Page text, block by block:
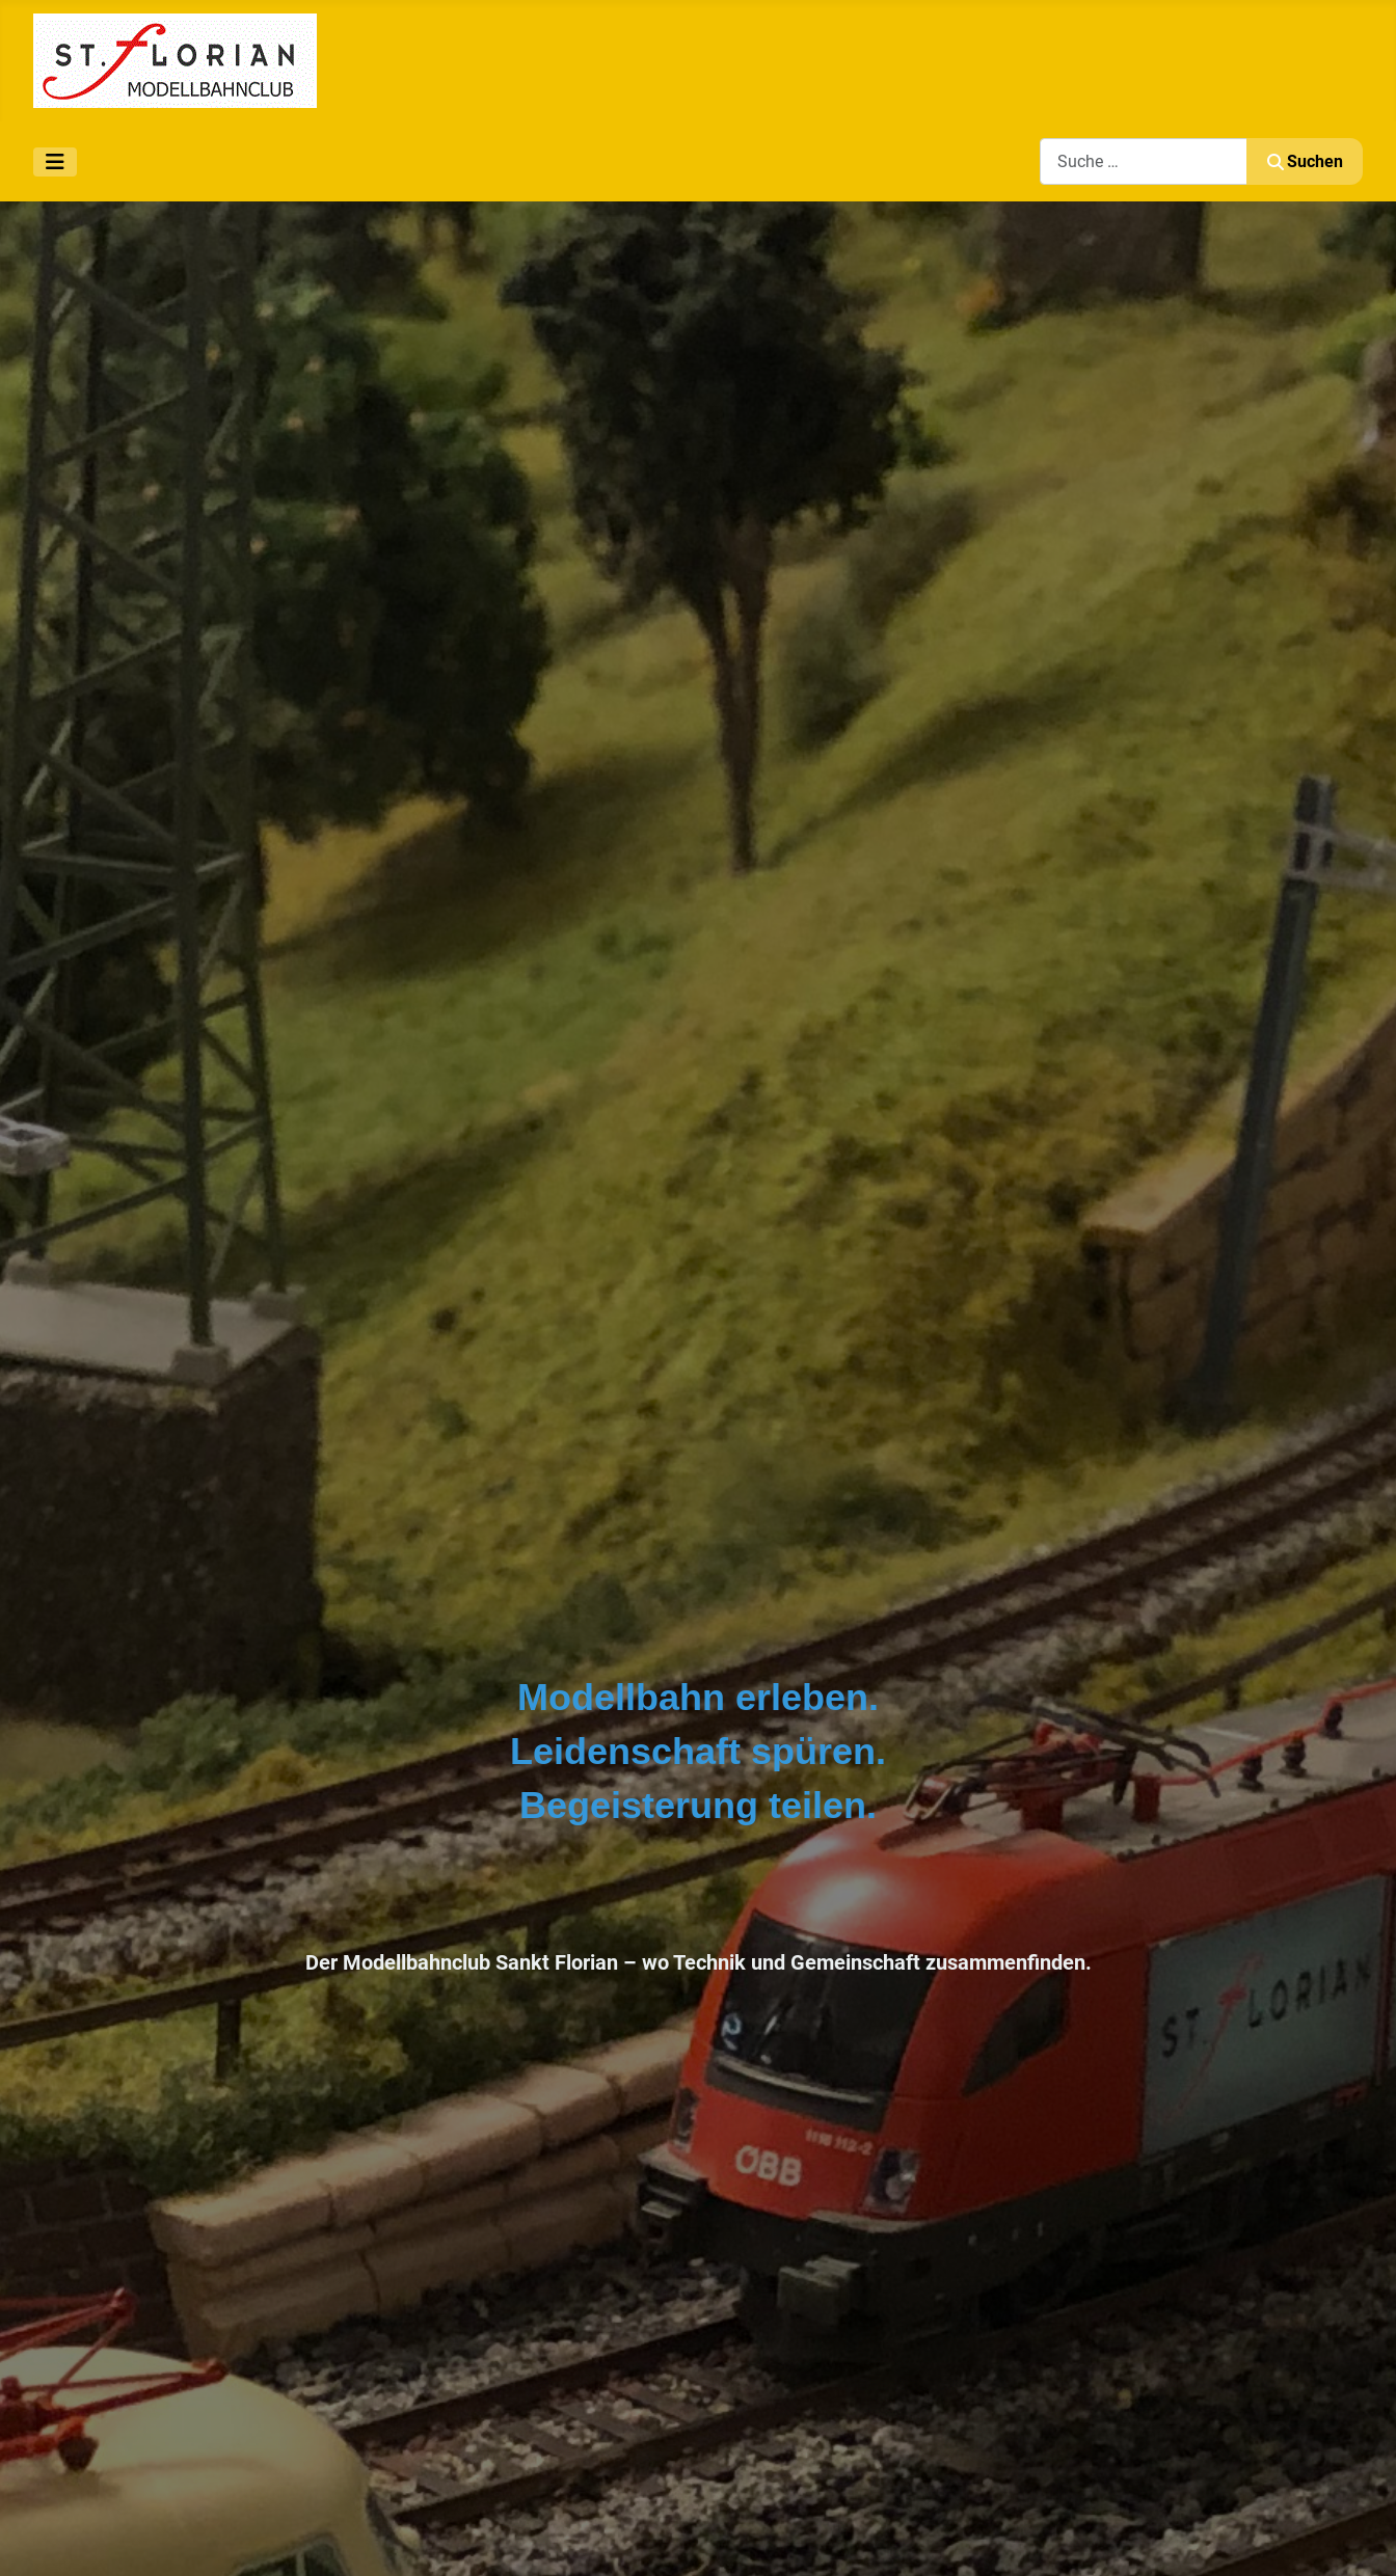
Search
Suchen
Modellbahn erleben.
Leidenschaft spüren.
Begeisterung teilen.
Der Modellbahnclub Sankt Florian –wo Technik und Gemeinschaft zusammenfinden.